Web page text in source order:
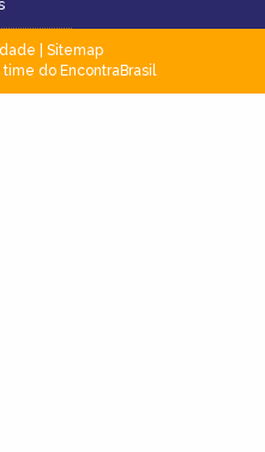
Sitemap
do EncontraBrasil